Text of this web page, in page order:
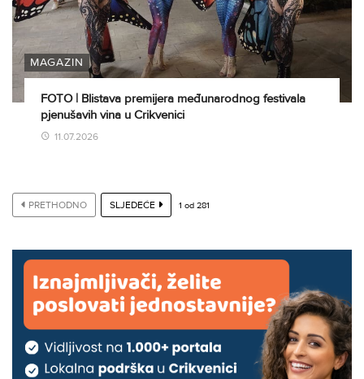
MAGAZIN
FOTO | Blistava premijera međunarodnog festivala
pjenušavih vina u Crikvenici
11.07.2026
PRETHODNO SLJEDEĆE 1 od 281